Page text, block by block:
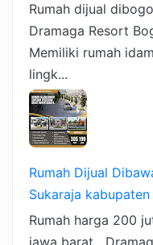
Rumah dijual
Dramaga Resort
Memiliki rumah
lingk...
Rumah Dijual
Sukaraja
Rumah harga 200
jawa barat